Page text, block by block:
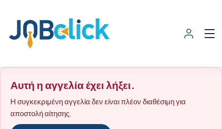
Αυτή η αγγελία έχει λήξει.
Η συγκεκριμένη αγγελία δεν είναι πλέον διαθέσιμη για
αποστολή αίτησης.